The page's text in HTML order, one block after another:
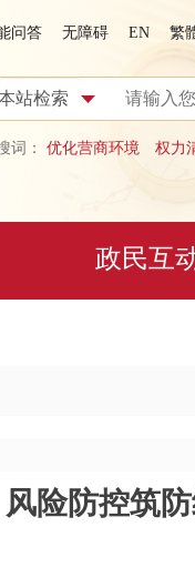
问答 无障碍 EN 繁
词： 优化营商环境 权力
政民互
险防控筑